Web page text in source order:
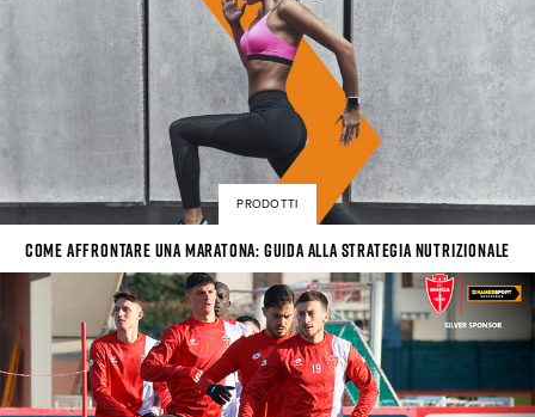
PRODOTTI
Come affrontare una maratona: guida alla strategia nutrizionale